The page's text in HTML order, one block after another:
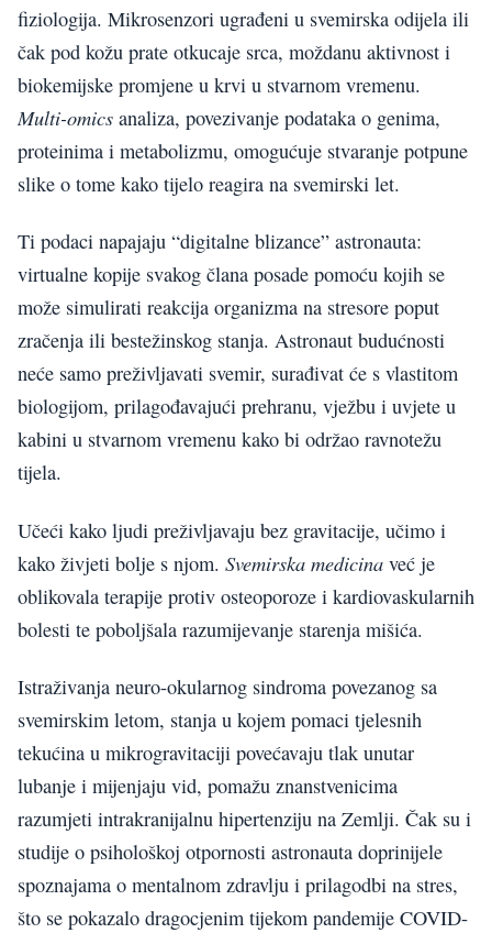
fiziologija. Mikrosenzori ugrađeni u svemirska odijela ili
čak pod kožu prate otkucaje srca, moždanu aktivnost i
biokemijske promjene u krvi u stvarnom vremenu.
Multi-omics analiza, povezivanje podataka o genima,
proteinima i metabolizmu, omogućuje stvaranje potpune
slike o tome kako tijelo reagira na svemirski let.
Ti podaci napajaju “digitalne blizance” astronauta:
virtualne kopije svakog člana posade pomoću kojih se
može simulirati reakcija organizma na stresore poput
zračenja ili bestežinskog stanja. Astronaut budućnosti
neće samo preživljavati svemir, surađivat će s vlastitom
biologijom, prilagođavajući prehranu, vježbu i uvjete u
kabini u stvarnom vremenu kako bi održao ravnotežu
tijela.
Učeći kako ljudi preživljavaju bez gravitacije, učimo i
kako živjeti bolje s njom. Svemirska medicina već je
oblikovala terapije protiv osteoporoze i kardiovaskularnih
bolesti te poboljšala razumijevanje starenja mišića.
Istraživanja neuro-okularnog sindroma povezanog sa
svemirskim letom, stanja u kojem pomaci tjelesnih
tekućina u mikrogravitaciji povećavaju tlak unutar
lubanje i mijenjaju vid, pomažu znanstvenicima
razumjeti intrakranijalnu hipertenziju na Zemlji. Čak su i
studije o psihološkoj otpornosti astronauta doprinijele
spoznajama o mentalnom zdravlju i prilagodbi na stres,
što se pokazalo dragocjenim tijekom pandemije COVID-